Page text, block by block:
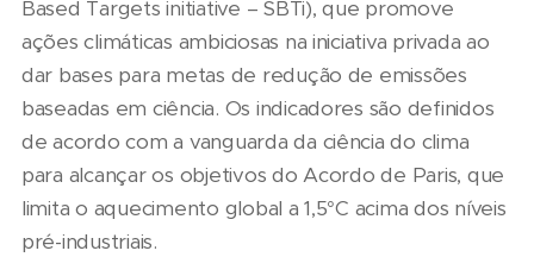
Based Targets initiative – SBTi), que promove
ações climáticas ambiciosas na iniciativa privada ao
dar bases para metas de redução de emissões
baseadas em ciência. Os indicadores são definidos
de acordo com a vanguarda da ciência do clima
para alcançar os objetivos do Acordo de Paris, que
limita o aquecimento global a 1,5°C acima dos níveis
pré-industriais.